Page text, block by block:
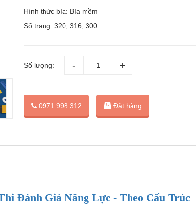
Hình thức bìa: Bìa mềm
Số trang: 320, 316, 300
Số lượng:
0971 998 312 Đặt hàng
Đánh Giá Năng Lực - Theo Cấu Trúc